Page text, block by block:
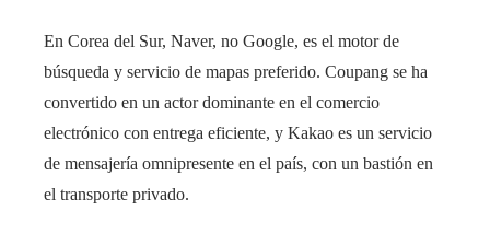
En Corea del Sur, Naver, no Google, es el motor de
búsqueda y servicio de mapas preferido. Coupang se ha
convertido en un actor dominante en el comercio
electrónico con entrega eficiente, y Kakao es un servicio
de mensajería omnipresente en el país, con un bastión en
el transporte privado.